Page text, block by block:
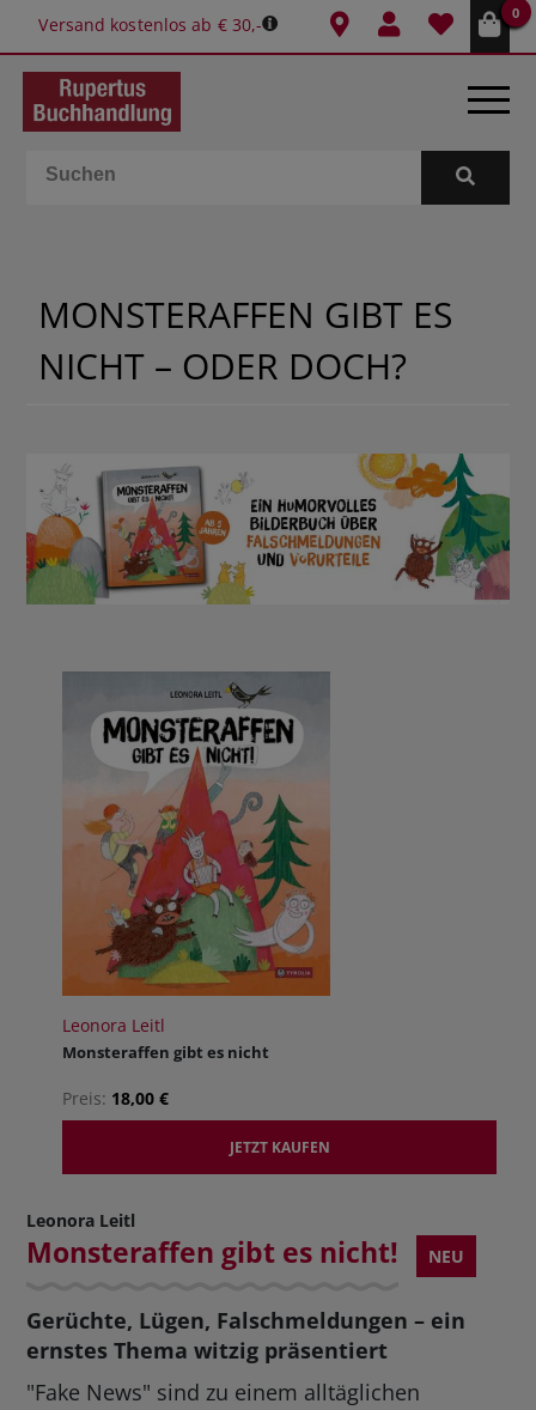
Versand kostenlos ab € 30,-
0
BÜCHER
SPIELE
GESCHENKIDEEN & MEHR
BUCHTIPPS
MONSTERAFFEN GIBT ES
NICHT – ODER DOCH?
Leonora Leitl
Monsteraffen gibt es nicht
Preis: 18,00 €
JETZT KAUFEN
Leonora Leitl
Monsteraffen gibt es nicht! NEU
Gerüchte, Lügen, Falschmeldungen – ein
ernstes Thema witzig präsentiert
"Fake News" sind zu einem alltäglichen